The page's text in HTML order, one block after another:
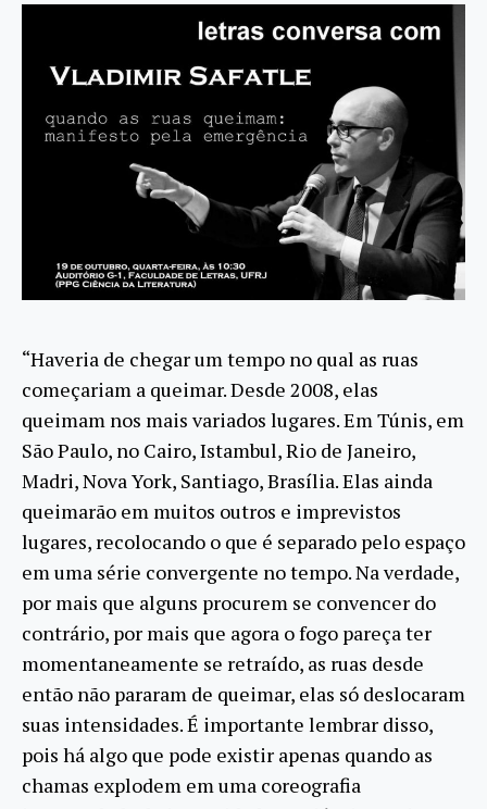
“Haveria de chegar um tempo no qual as ruas
começariam a queimar. Desde 2008, elas
queimam nos mais variados lugares. Em Túnis, em
São Paulo, no Cairo, Istambul, Rio de Janeiro,
Madri, Nova York, Santiago, Brasília. Elas ainda
queimarão em muitos outros e imprevistos
lugares, recolocando o que é separado pelo espaço
em uma série convergente no tempo. Na verdade,
por mais que alguns procurem se convencer do
contrário, por mais que agora o fogo pareça ter
momentaneamente se retraído, as ruas desde
então não pararam de queimar, elas só deslocaram
suas intensidades. É importante lembrar disso,
pois há algo que pode existir apenas quando as
chamas explodem em uma coreografia